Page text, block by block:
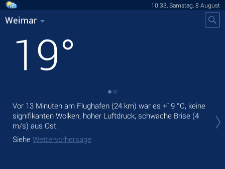
10:33, Samstag, 8 August
Weimar
19°
Vor 13 Minuten am Flughafen (24 km) war es +19 °C, keine
signifikanten Wolken, hoher Luftdruck, schwache Brise (4
m/s) aus Ost.
Siehe Wettervorhersage